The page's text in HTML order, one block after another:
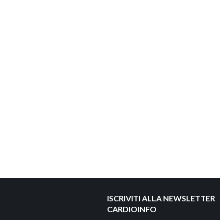
ISCRIVITI ALLA NEWSLETTER
CARDIOINFO